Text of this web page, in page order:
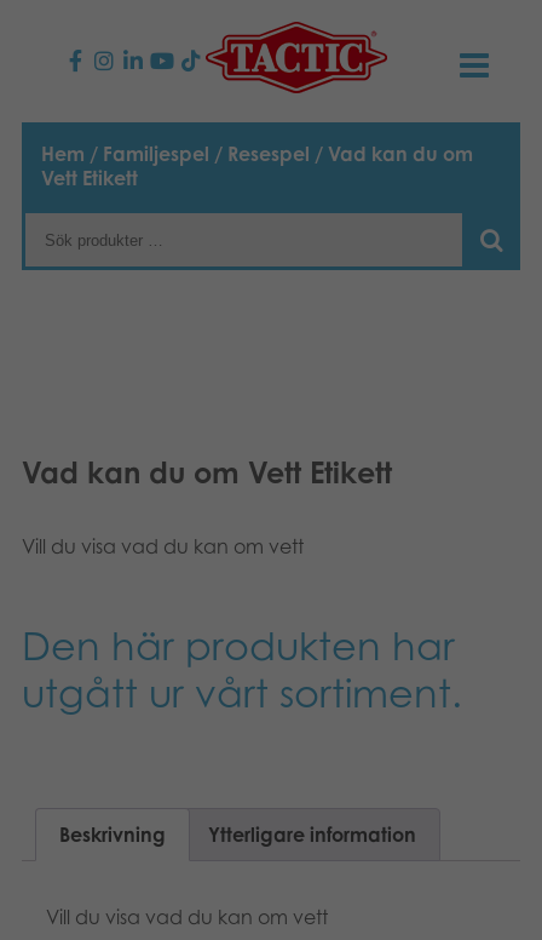
PRODUKTER
Barnspel
Arkiverade produkter
Applikationer
TACTIC
Hem / Familjespel / Resespel / Vad kan du om
Vett Etikett
Vad kan du om Vett Etikett
Vill du visa vad du kan om vett
Den här produkten har
utgått ur vårt sortiment.
Beskrivning Ytterligare information
Vill du visa vad du kan om vett